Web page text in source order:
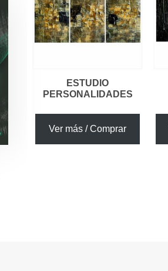
ESTUDIO
PERSONALIDADES
Ver más / Comprar